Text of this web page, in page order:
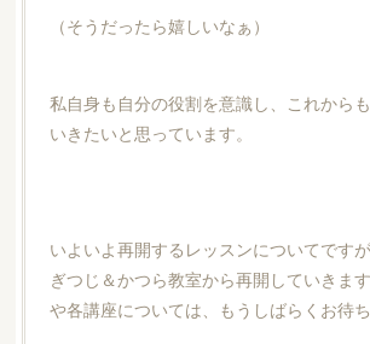
（そうだったら嬉しいなぁ）
私自身も自分の役割を意識し、これから
いきたいと思っています。
いよいよ再開するレッスンについてです
ぎつじ＆かつら教室から再開していきま
や各講座については、もうしばらくお待